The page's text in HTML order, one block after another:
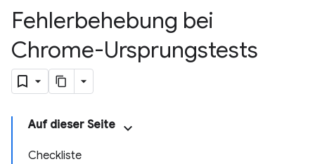
Fehlerbehebung bei
Chrome-Ursprungstests
Auf dieser Seite
Checkliste